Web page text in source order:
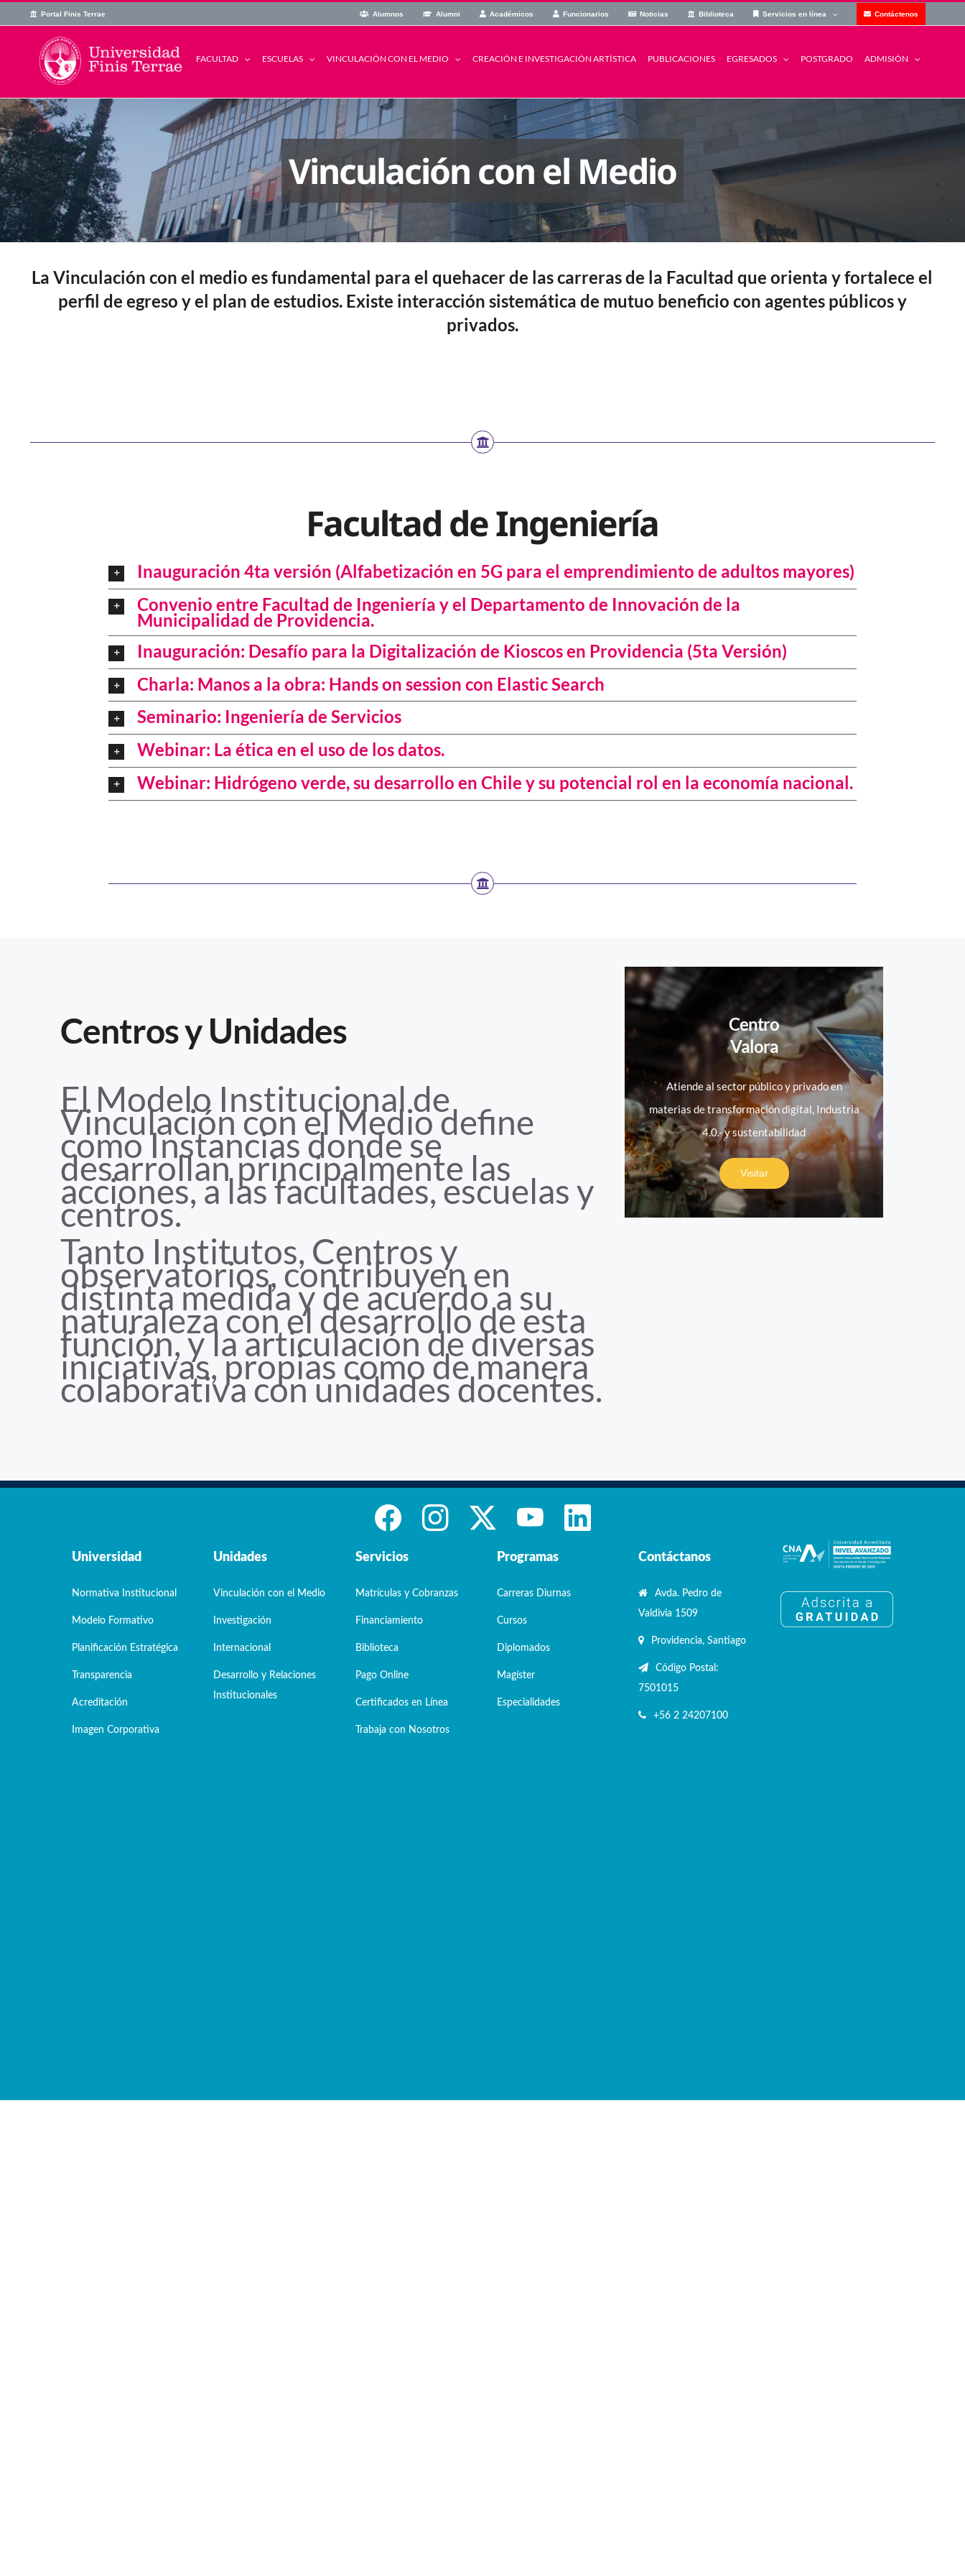
content
Portal Finis Terrae Alumnos Alumni Académicos Funcionarios Noticias Biblioteca Servicios en línea Contáctenos
FACULTAD ESCUELAS VINCULACIÓN CON EL MEDIO CREACIÓN E INVESTIGACIÓN ARTÍSTICA PUBLICACIONES EGRESADOS POSTGRADO ADMISIÓN
Vinculación con el Medio
La Vinculación con el medio es fundamental para el quehacer de las carreras de la Facultad que orienta y fortalece el
perfil de egreso y el plan de estudios. Existe interacción sistemática de mutuo beneficio con agentes públicos y
privados.
Facultad de Ingeniería
Inauguración 4ta versión (Alfabetización en 5G para el emprendimiento de adultos mayores)
Convenio entre Facultad de Ingeniería y el Departamento de Innovación de la
Municipalidad de Providencia.
Inauguración: Desafío para la Digitalización de Kioscos en Providencia (5ta Versión)
Charla: Manos a la obra: Hands on session con Elastic Search
Seminario: Ingeniería de Servicios
Webinar: La ética en el uso de los datos.
Webinar: Hidrógeno verde, su desarrollo en Chile y su potencial rol en la economía nacional.
Centros y Unidades
El Modelo Institucional de
Vinculación con el Medio define
como Instancias donde se
desarrollan principalmente las
acciones, a las facultades, escuelas y
centros.
Tanto Institutos, Centros y
observatorios, contribuyen en
distinta medida y de acuerdo a su
naturaleza con el desarrollo de esta
función, y la articulación de diversas
iniciativas, propias como de manera
colaborativa con unidades docentes.
Centro
Valora
Atiende al sector público y privado en
materias de transformación digital, Industria
4.0.- y sustentabilidad
Visitar